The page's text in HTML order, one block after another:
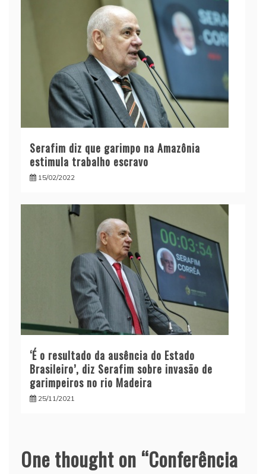
Serafim diz que garimpo na Amazônia
estimula trabalho escravo
15/02/2022
‘É o resultado da ausência do Estado
Brasileiro’, diz Serafim sobre invasão de
garimpeiros no rio Madeira
25/11/2021
One thought on “Conferência